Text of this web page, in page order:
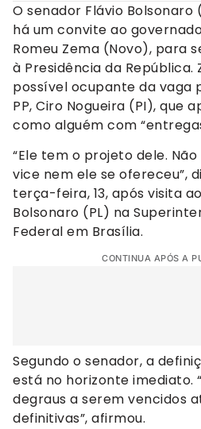
O senador Flávio Bolsonaro
há um convite ao
Romeu Zema (Novo), para
à Presidência da
possível ocupante da vaga
PP, Ciro Nogueira (PI), que
como alguém com
“Ele tem o projeto dele.
vice nem ele se ofereceu”,
terça-feira, 13, após visita
Bolsonaro (PL) na
Federal em Brasília.
CONTINUA APÓS A
Segundo o senador, a
está no horizonte imediato.
degraus a serem vencidos
definitivas”, afirmou.